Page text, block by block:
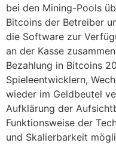
bei den Mining-Pools
Bitcoins der Betreiber
die Software zur
an der Kasse
Bezahlung in Bitcoins
Spieleentwicklern,
wieder im Geldbeutel
Aufklärung der
Funktionsweise der
und Skalierbarkeit